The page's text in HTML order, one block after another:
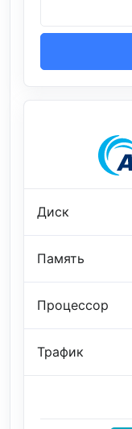
Диск
Память
Процессор
Трафик